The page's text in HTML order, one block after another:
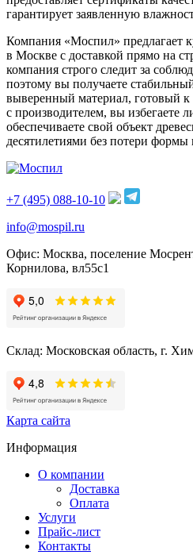
гарантирует заявленную
Компания «Моспил» предлагает
в Москве с доставкой прямо на
компания строго следит за
поэтому вы получаете
выверенный материал, готовый
с производителем, вы избегаете
обеспечиваете свой объект
десятилетиями без потери
+7 (495) 088-10-10
info@mospil.ru
Офис: Москва, поселение
Корнилова, вл55с1
Склад: Московская область, г.
Карта сайта
Информация
О компании
Доставка
Оплата
Услуги
Прайс-лист
Контакты